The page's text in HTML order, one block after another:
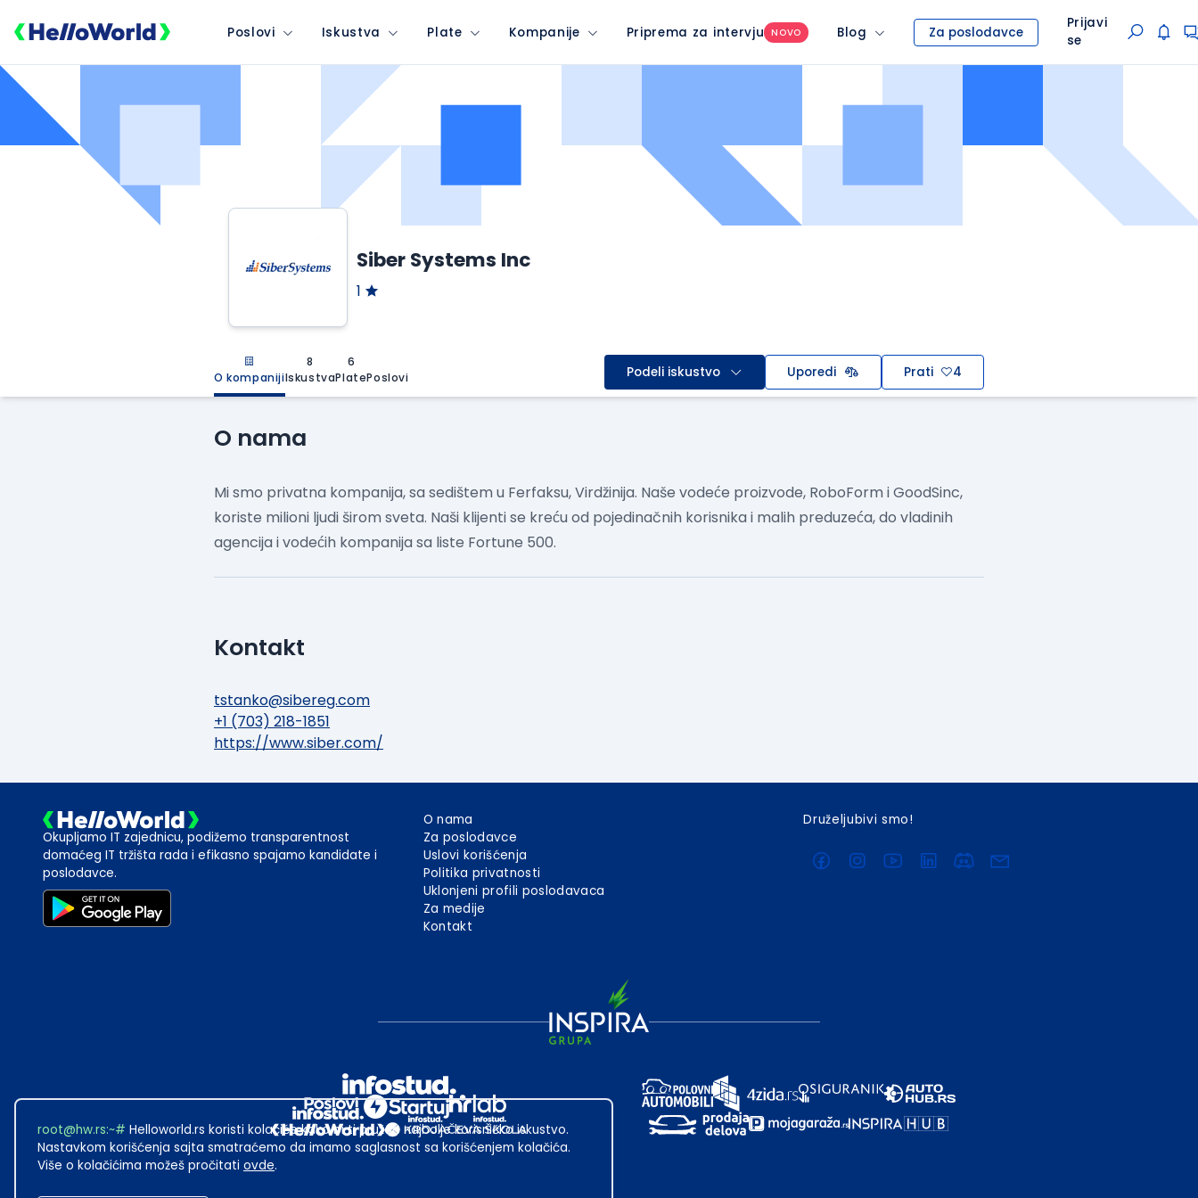
Poslovi Iskustva Plate Kompanije Priprema za intervju NOVO Blog Za poslodavce
Prijavi
se
Siber Systems Inc
1
O kompaniji
8
Iskustva
6
PlatePoslovi Podeli iskustvo Uporedi Prati 4
O nama
Mi smo privatna kompanija, sa sedištem u Ferfaksu, Virdžinija. Naše vodeće proizvode, RoboForm i GoodSinc,
koriste milioni ljudi širom sveta. Naši klijenti se kreću od pojedinačnih korisnika i malih preduzeća, do vladinih
agencija i vodećih kompanija sa liste Fortune 500.
Kontakt
tstanko@sibereg.com
+1 (703) 218-1851
https://www.siber.com/
Okupljamo IT zajednicu, podižemo transparentnost
domaćeg IT tržišta rada i efikasno spajamo kandidate i
poslodavce.
O nama
Za poslodavce
Uslovi korišćenja
Politika privatnosti
Uklonjeni profili poslodavaca
Za medije
Kontakt
Druželjubivi smo!
root@hw.rs:~# Helloworld.rs koristi kolačiće kako bi ti pružao najbolje korisničko iskustvo.
Nastavkom korišćenja sajta smatraćemo da imamo saglasnost sa korišćenjem kolačića.
Više o kolačićima možeš pročitati ovde.